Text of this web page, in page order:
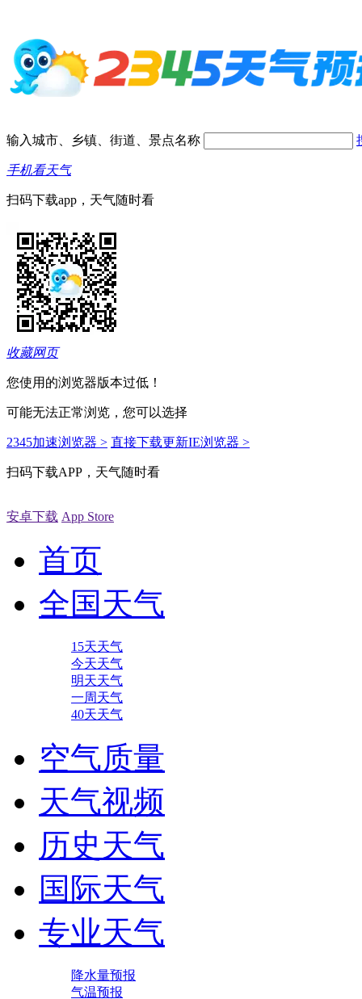
输入城市、乡镇、街道、景点名称
手机看天气
扫码下载app，天气随时看
收藏网页
您使用的浏览器版本过低！
可能无法正常浏览，您可以选择
2345加速浏览器 > 直接下载更新IE浏览器 >
扫码下载APP，天气随时看
安卓下载 App Store
首页
全国天气
15天天气
今天天气
明天天气
一周天气
40天天气
空气质量
天气视频
历史天气
国际天气
专业天气
降水量预报
气温预报